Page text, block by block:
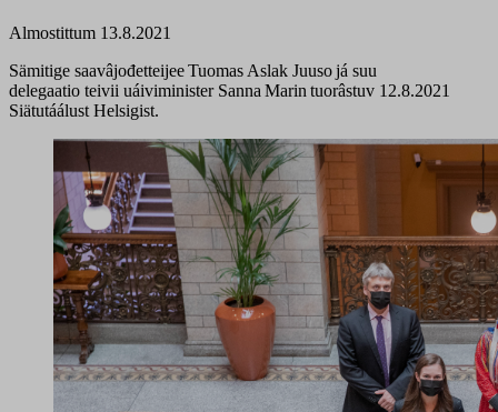
Almostittum 13.8.2021
Sämitige saavâjođetteijee Tuomas Aslak Juuso já suu
delegaatio teivii uáiviminister Sanna Marin tuorâstuv 12.8.2021
Siätutáálust Helsigist.